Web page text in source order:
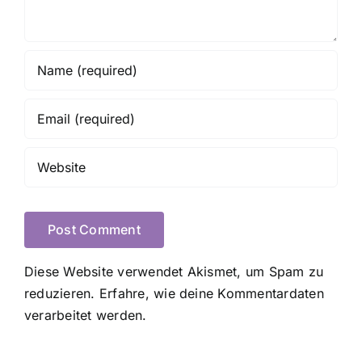
Diese Website verwendet Akismet, um Spam zu
reduzieren. Erfahre, wie deine Kommentardaten
verarbeitet werden.